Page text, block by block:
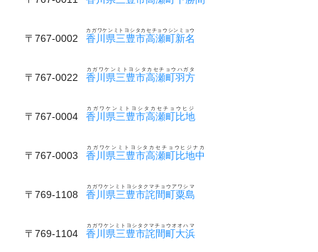
〒767-0002 香川県三豊市高瀬町新名
カガワケンミトヨシタカセチョウシンミョウ
〒767-0022 香川県三豊市高瀬町羽方
カガワケンミトヨシタカセチョウハガタ
〒767-0004 香川県三豊市高瀬町比地
カガワケンミトヨシタカセチョウヒジ
〒767-0003 香川県三豊市高瀬町比地中
カガワケンミトヨシタカセチョウヒジナカ
〒769-1108 香川県三豊市詫間町粟島
カガワケンミトヨシタクマチョウアワシマ
〒769-1104 香川県三豊市詫間町大浜
カガワケンミトヨシタクマチョウオオハマ